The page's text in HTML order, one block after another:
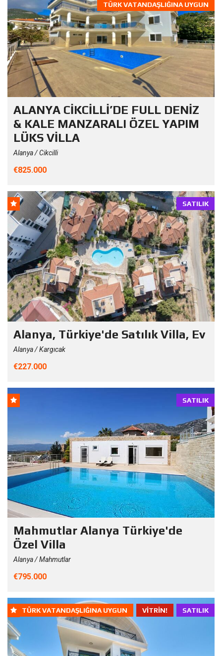
TÜRK VATANDAŞLIĞINA UYGUN
ALANYA CİKCİLLİ’DE FULL DENİZ
& KALE MANZARALI ÖZEL YAPIM
LÜKS VİLLA
Alanya / Cikcilli
€825.000
SATILIK
Alanya, Türkiye'de Satılık Villa, Ev
Alanya / Kargıcak
€227.000
SATILIK
Mahmutlar Alanya Türkiye'de
Özel Villa
Alanya / Mahmutlar
€795.000
SATILIK
VITRIN!
TÜRK VATANDAŞLIĞINA UYGUN